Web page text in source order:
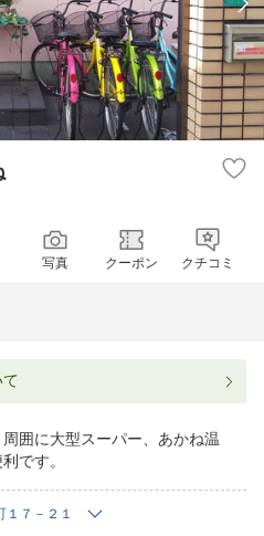
写真 クーポン クチコミ
囲に大型スーパー、あかね温
です。
７－２１